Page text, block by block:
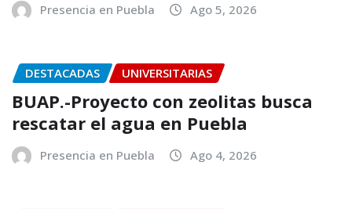
Presencia en Puebla Ago 5, 2026
DESTACADAS UNIVERSITARIAS
BUAP.-Proyecto con zeolitas busca
rescatar el agua en Puebla
Presencia en Puebla Ago 4, 2026